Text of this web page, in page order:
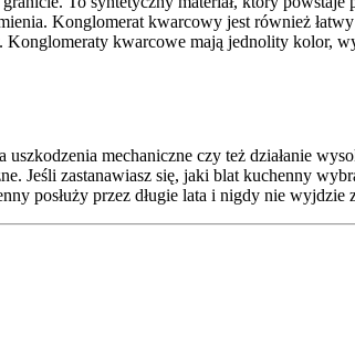
Konglomerat kwarcowy jest również
Konglomeraty kwarcowe mają jednolity kolor,
mechaniczne czy też działanie
Jeśli zastanawiasz się, jaki blat kuchenny
posłuży przez długie lata i nigdy nie wyjdzie